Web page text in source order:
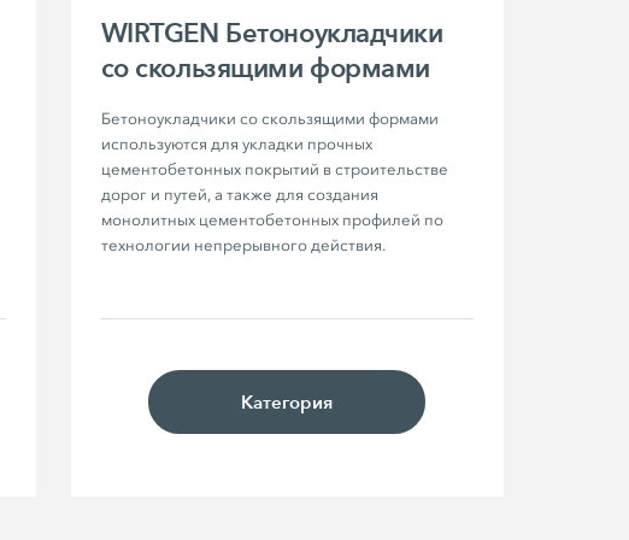
WIRTGEN Бетоноукладчики
со скользящими формами
Бетоноукладчики со скользящими формами
используются для укладки прочных
цементобетонных покрытий в строительстве
дорог и путей, а также для создания
монолитных цементобетонных профилей по
технологии непрерывного действия.
Категория